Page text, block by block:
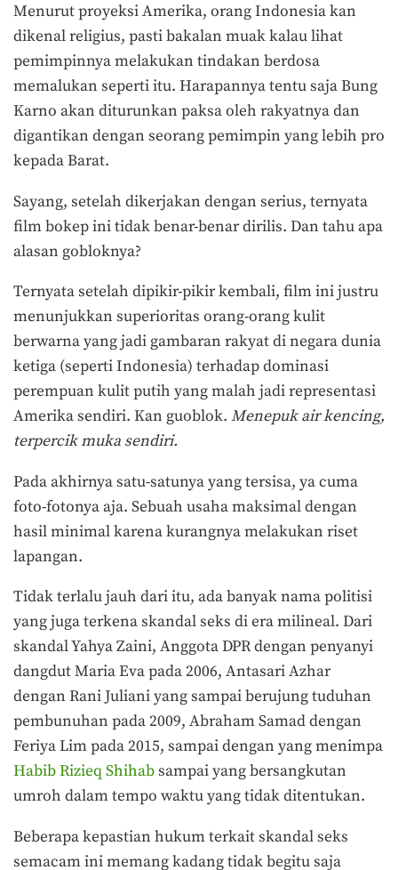
Menurut proyeksi Amerika, orang Indonesia kan
dikenal religius, pasti bakalan muak kalau lihat
pemimpinnya melakukan tindakan berdosa
memalukan seperti itu. Harapannya tentu saja Bung
Karno akan diturunkan paksa oleh rakyatnya dan
digantikan dengan seorang pemimpin yang lebih pro
kepada Barat.
Sayang, setelah dikerjakan dengan serius, ternyata
film bokep ini tidak benar-benar dirilis. Dan tahu apa
alasan gobloknya?
Ternyata setelah dipikir-pikir kembali, film ini justru
menunjukkan superioritas orang-orang kulit
berwarna yang jadi gambaran rakyat di negara dunia
ketiga (seperti Indonesia) terhadap dominasi
perempuan kulit putih yang malah jadi representasi
Amerika sendiri. Kan guoblok. Menepuk air kencing,
terpercik muka sendiri.
Pada akhirnya satu-satunya yang tersisa, ya cuma
foto-fotonya aja. Sebuah usaha maksimal dengan
hasil minimal karena kurangnya melakukan riset
lapangan.
Tidak terlalu jauh dari itu, ada banyak nama politisi
yang juga terkena skandal seks di era milineal. Dari
skandal Yahya Zaini, Anggota DPR dengan penyanyi
dangdut Maria Eva pada 2006, Antasari Azhar
dengan Rani Juliani yang sampai berujung tuduhan
pembunuhan pada 2009, Abraham Samad dengan
Feriya Lim pada 2015, sampai dengan yang menimpa
Habib Rizieq Shihabsampai yang bersangkutan
umroh dalam tempo waktu yang tidak ditentukan.
Beberapa kepastian hukum terkait skandal seks
semacam ini memang kadang tidak begitu saja